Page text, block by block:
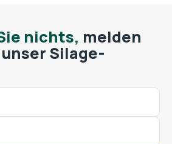
nichts, melden
Silage-